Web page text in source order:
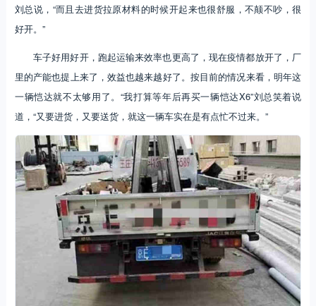
刘总说，“而且去进货拉原材料的时候开起来也很舒服，不颠不吵，很
好开。”
车子好用好开，跑起运输来效率也更高了，现在疫情都放开了，厂
里的产能也提上来了，效益也越来越好了。按目前的情况来看，明年这
一辆恺达就不太够用了。“我打算等年后再买一辆恺达X6”刘总笑着说
道，“又要进货，又要送货，就这一辆车实在是有点忙不过来。”